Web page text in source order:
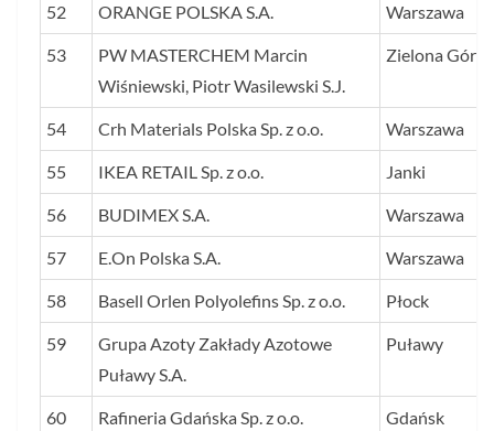
52 ORANGE POLSKA S.A. Warszawa
53
PW MASTERCHEM Marcin
Wiśniewski, Piotr Wasilewski S.J.
Zielona Góra
54 Crh Materials Polska Sp. z o.o. Warszawa
55 IKEA RETAIL Sp. z o.o. Janki
56 BUDIMEX S.A. Warszawa
57 E.On Polska S.A. Warszawa
58 Basell Orlen Polyolefins Sp. z o.o. Płock
59
Grupa Azoty Zakłady Azotowe
Puławy S.A.
Puławy
60 Rafineria Gdańska Sp. z o.o. Gdańsk